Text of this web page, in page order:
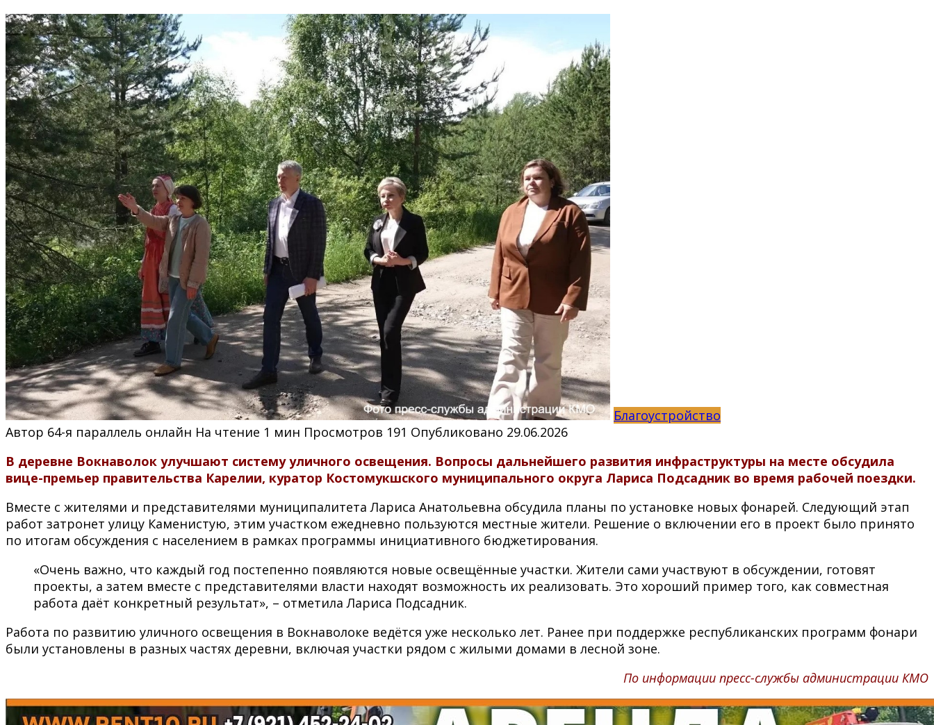
Благоустройство
Автор 64-я параллель онлайн На чтение 1 мин Просмотров 191 Опубликовано 29.06.2026
В деревне Вокнаволок улучшают систему уличного освещения. Вопросы дальнейшего развития инфраструктуры на месте обсудила
вице-премьер правительства Карелии, куратор Костомукшского муниципального округа Лариса Подсадник во время рабочей поездки.
Вместе с жителями и представителями муниципалитета Лариса Анатольевна обсудила планы по установке новых фонарей. Следующий этап
работ затронет улицу Каменистую, этим участком ежедневно пользуются местные жители. Решение о включении его в проект было принято
по итогам обсуждения с населением в рамках программы инициативного бюджетирования.
«Очень важно, что каждый год постепенно появляются новые освещённые участки. Жители сами участвуют в обсуждении, готовят
проекты, а затем вместе с представителями власти находят возможность их реализовать. Это хороший пример того, как совместная
работа даёт конкретный результат», – отметила Лариса Подсадник.
Работа по развитию уличного освещения в Вокнаволоке ведётся уже несколько лет. Ранее при поддержке республиканских программ фонари
были установлены в разных частях деревни, включая участки рядом с жилыми домами в лесной зоне.
По информации пресс-службы администрации КМО